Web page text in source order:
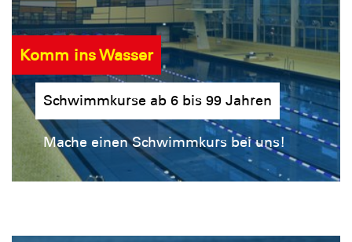
Komm ins Wasser
Schwimmkurse ab 6 bis 99 Jahren
Mache einen Schwimmkurs bei uns!